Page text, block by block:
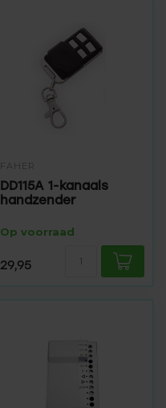
FAHER
DD115A 1-kanaals
handzender
Op voorraad
29,95